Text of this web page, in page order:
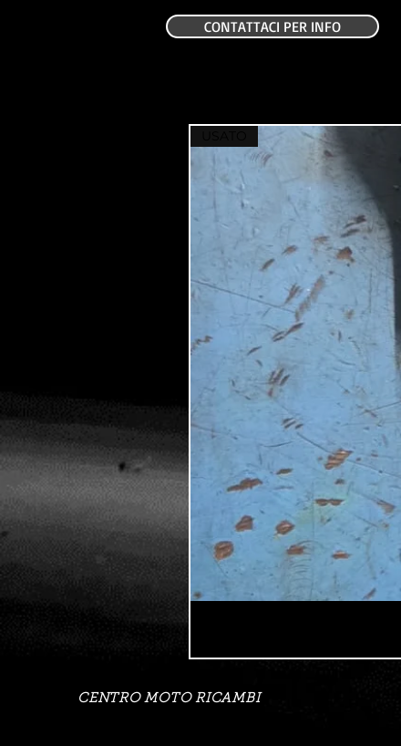
CONTATTACI PER INFO
CENTRO MOTO RICAMBI